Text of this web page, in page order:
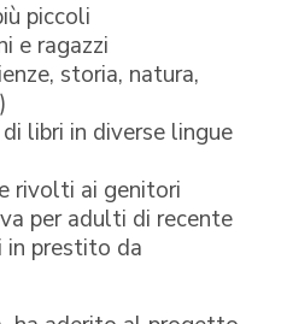
piccoli
e ragazzi
storia, natura,
libri in diverse lingue
rivolti ai genitori
per adulti di recente
in prestito da